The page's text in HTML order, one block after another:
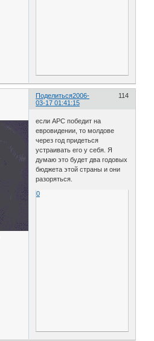
Поделиться 114
2006-
03-17 01:41:15
если АРС победит на
евровидении, то молдове
через год придеться
устраивать его у себя. Я
думаю это будет два годовых
бюджета этой страны и они
разоряться.
0